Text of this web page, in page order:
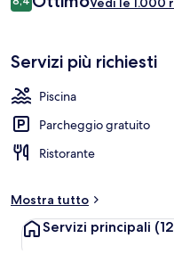
124 €
8,4 su 10
Servizi più richiesti
Piscina
Parcheggio gratuito
Ristorante
Mostra tutto
Servizi principali